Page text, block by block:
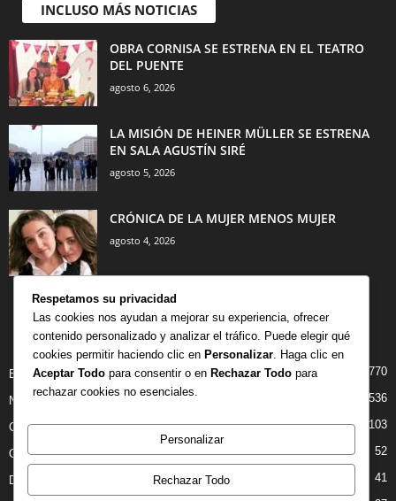
INCLUSO MÁS NOTICIAS
OBRA CORNISA SE ESTRENA EN EL TEATRO
DEL PUENTE
agosto 6, 2026
LA MISIÓN DE HEINER MÜLLER SE ESTRENA
EN SALA AGUSTÍN SIRÉ
agosto 5, 2026
CRÓNICA DE LA MUJER MENOS MUJER
agosto 4, 2026
CATEGORÍA POPULAR
BIBLIOTECA 770
NOTICIAS 536
CRITICAS 103
OPINION 52
DANZA 41
Respetamos su privacidad
Las cookies nos ayudan a mejorar su experiencia, ofrecer
contenido personalizado y analizar el tráfico. Puede elegir qué
cookies permitir haciendo clic en Personalizar . Haga clic en
Aceptar Todo para consentir o en Rechazar Todo para
rechazar cookies no esenciales.
Personalizar
Rechazar Todo